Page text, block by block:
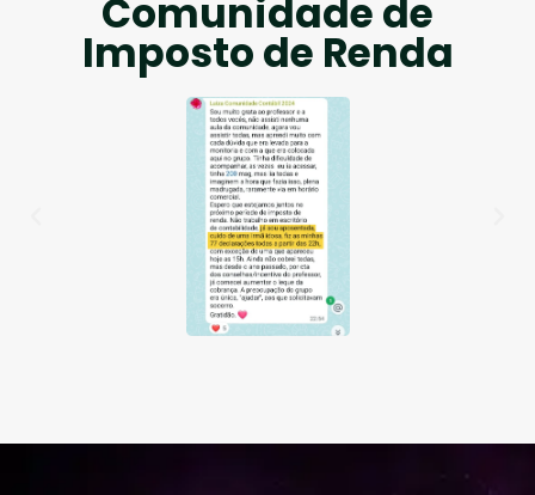
Comunidade de
Imposto de Renda